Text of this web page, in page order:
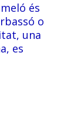
és
o
una
es